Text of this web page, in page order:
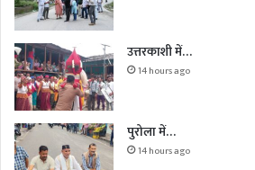
उत्तरकाशी में…
14 hours ago
पुरोला में…
14 hours ago